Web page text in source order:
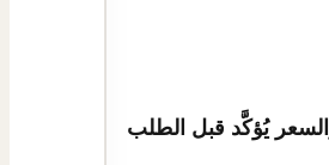
السعر يُؤكَّد قبل الطلب